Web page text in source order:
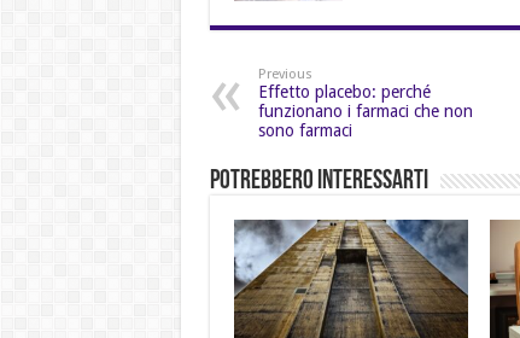
Previous
Effetto placebo: perché
funzionano i farmaci che non
sono farmaci
Potrebbero Interessarti